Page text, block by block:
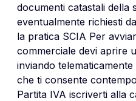
documenti catastali della
eventualmente richiesti
la pratica SCIA Per
commerciale devi aprire
inviando
che ti consente
Partita IVA iscriverti alla